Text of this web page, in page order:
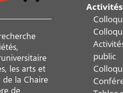
les arts et
de la Chaire
de
Activités
public